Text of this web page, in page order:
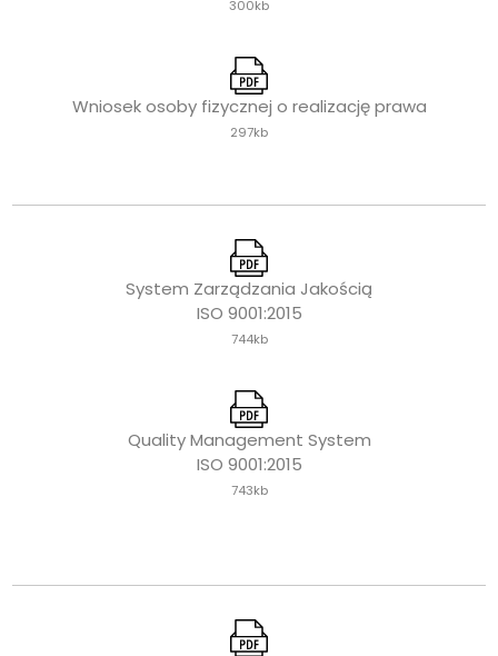
300kb
Wniosek osoby fizycznej o realizację prawa
297kb
System Zarządzania Jakością
ISO 9001:2015
744kb
Quality Management System
ISO 9001:2015
743kb